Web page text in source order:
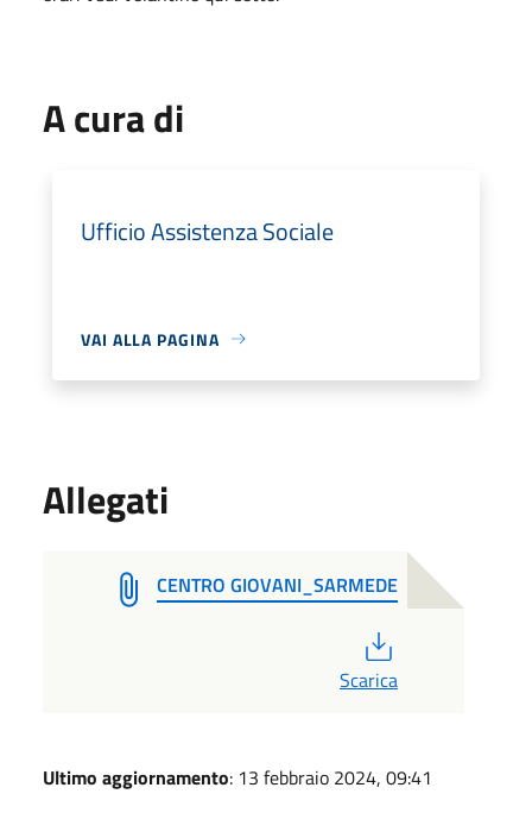
A cura di
Ufficio Assistenza Sociale
VAI ALLA PAGINA
Allegati
CENTRO GIOVANI_SARMEDE
Scarica
Ultimo aggiornamento: 13 febbraio 2024, 09:41